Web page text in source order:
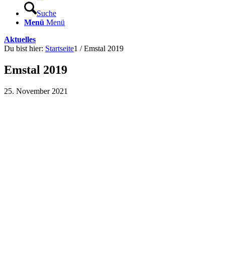
Suche
Menü Menü
Aktuelles
Du bist hier: Startseite1 / Emstal 2019
Emstal 2019
25. November 2021